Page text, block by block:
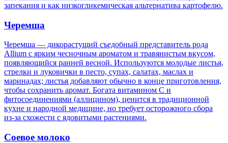
запекания и как низкогликемическая альтернатива картофелю.
Черемша
Черемша — дикорастущий съедобный представитель рода
Allium с ярким чесночным ароматом и травянистым вкусом,
появляющийся ранней весной. Используются молодые листья,
стрелки и луковички в песто, супах, салатах, маслах и
маринадах; листья добавляют обычно в конце приготовления,
чтобы сохранить аромат. Богата витамином C и
фитосоединениями (аллицином), ценится в традиционной
кухне и народной медицине, но требует осторожного сбора
из‑за схожести с ядовитыми растениями.
Соевое молоко